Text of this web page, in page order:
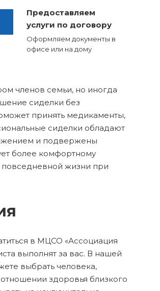
Предоставляем
услуги по договору
Оформляем документы в
офисе или на дому
членов семьи, но иногда
сиделки без
принять медикаменты,
сиделки обладают
и подвержены
более комфортному
повседневной жизни при
в МЦСО «Ассоциация
выполнят за вас. В нашей
выбрать человека,
здоровья близкого